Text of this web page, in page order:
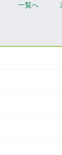
一覧へ